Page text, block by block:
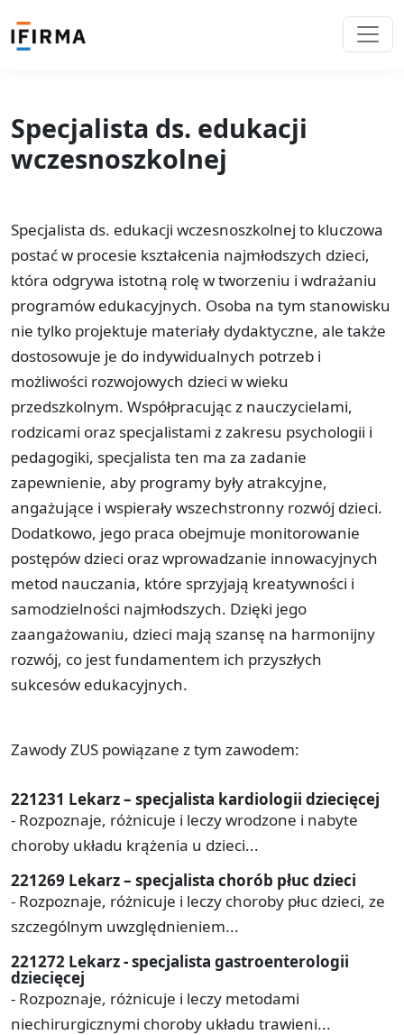
Specjalista ds. edukacji
wczesnoszkolnej
Specjalista ds. edukacji wczesnoszkolnej to kluczowa
postać w procesie kształcenia najmłodszych dzieci,
która odgrywa istotną rolę w tworzeniu i wdrażaniu
programów edukacyjnych. Osoba na tym stanowisku
nie tylko projektuje materiały dydaktyczne, ale także
dostosowuje je do indywidualnych potrzeb i
możliwości rozwojowych dzieci w wieku
przedszkolnym. Współpracując z nauczycielami,
rodzicami oraz specjalistami z zakresu psychologii i
pedagogiki, specjalista ten ma za zadanie
zapewnienie, aby programy były atrakcyjne,
angażujące i wspierały wszechstronny rozwój dzieci.
Dodatkowo, jego praca obejmuje monitorowanie
postępów dzieci oraz wprowadzanie innowacyjnych
metod nauczania, które sprzyjają kreatywności i
samodzielności najmłodszych. Dzięki jego
zaangażowaniu, dzieci mają szansę na harmonijny
rozwój, co jest fundamentem ich przyszłych
sukcesów edukacyjnych.
Zawody ZUS powiązane z tym zawodem:
221231 Lekarz – specjalista kardiologii dziecięcej
- Rozpoznaje, różnicuje i leczy wrodzone i nabyte
choroby układu krążenia u dzieci...
221269 Lekarz – specjalista chorób płuc dzieci
- Rozpoznaje, różnicuje i leczy choroby płuc dzieci, ze
szczególnym uwzględnieniem...
221272 Lekarz - specjalista gastroenterologii
dziecięcej
- Rozpoznaje, różnicuje i leczy metodami
niechirurgicznymi choroby układu trawieni...